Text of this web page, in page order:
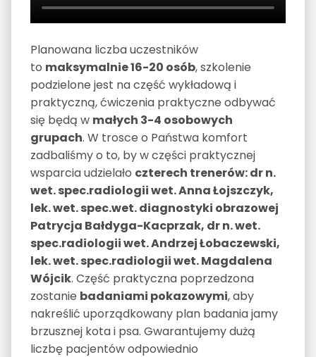
Planowana liczba uczestników
to maksymalnie 16-20 osób, szkolenie
podzielone jest na część wykładową i
praktyczną, ćwiczenia praktyczne odbywać
się będą w małych 3-4 osobowych
grupach. W trosce o Państwa komfort
zadbaliśmy o to, by w części praktycznej
wsparcia udzielało czterech trenerów: dr n.
wet. spec.radiologii wet. Anna Łojszczyk,
lek. wet. spec.wet. diagnostyki obrazowej
Patrycja Bałdyga-Kacprzak, dr n. wet.
spec.radiologii wet. Andrzej Łobaczewski,
lek. wet. spec.radiologii wet. Magdalena
Wójcik. Część praktyczna poprzedzona
zostanie badaniami pokazowymi, aby
nakreślić uporządkowany plan badania jamy
brzusznej kota i psa. Gwarantujemy dużą
liczbę pacjentów odpowiednio